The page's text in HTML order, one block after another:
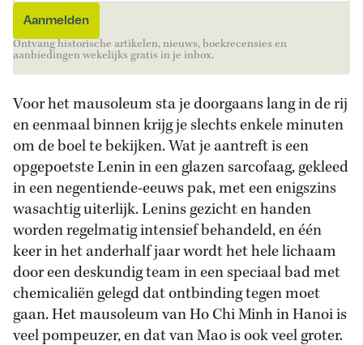
Ontvang historische artikelen, nieuws, boekrecensies en
aanbiedingen wekelijks gratis in je inbox.
Voor het mausoleum sta je doorgaans lang in de rij
en eenmaal binnen krijg je slechts enkele minuten
om de boel te bekijken. Wat je aantreft is een
opgepoetste Lenin in een glazen sarcofaag, gekleed
in een negentiende-eeuws pak, met een enigszins
wasachtig uiterlijk. Lenins gezicht en handen
worden regelmatig intensief behandeld, en één
keer in het anderhalf jaar wordt het hele lichaam
door een deskundig team in een speciaal bad met
chemicaliën gelegd dat ontbinding tegen moet
gaan. Het mausoleum van Ho Chi Minh in Hanoi is
veel pompeuzer, en dat van Mao is ook veel groter.